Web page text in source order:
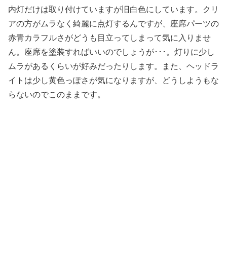
内灯だけは取り付けていますが旧白色にしています。クリ
アの方がムラなく綺麗に点灯するんですが、座席パーツの
赤青カラフルさがどうも目立ってしまって気に入りませ
ん。座席を塗装すればいいのでしょうが･･･。灯りに少し
ムラがあるくらいが好みだったりします。また、ヘッドラ
イトは少し黄色っぽさが気になりますが、どうしようもな
らないのでこのままです。